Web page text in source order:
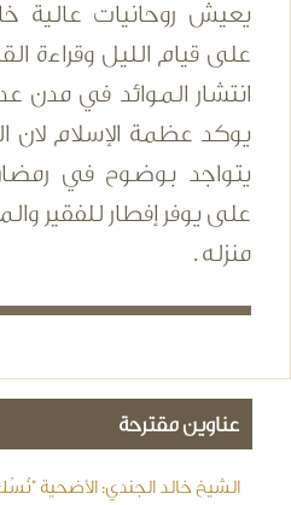
يعيش روحانيات عالية
على قيام الليل وقراءة
انتشار الموائد في مدن
يوكد عظمة الإسلام لان
يتواجد بوضوح في
على يوفر إفطار للفقير
منزله .
عناوين مقترحة
الشيخ خالد الجندي: الأضحية